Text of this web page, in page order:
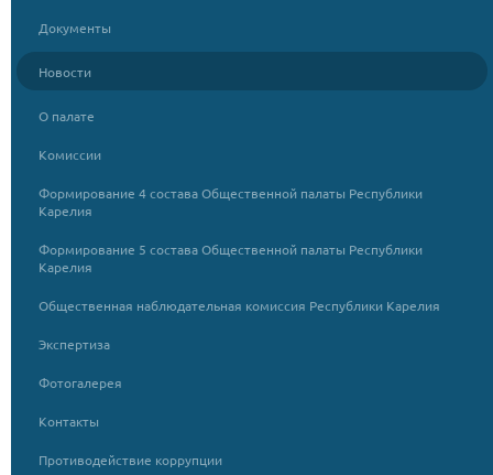
Документы
Новости
О палате
Комиссии
Формирование 4 состава Общественной палаты Республики
Карелия
Формирование 5 состава Общественной палаты Республики
Карелия
Общественная наблюдательная комиссия Республики Карелия
Экспертиза
Фотогалерея
Контакты
Противодействие коррупции